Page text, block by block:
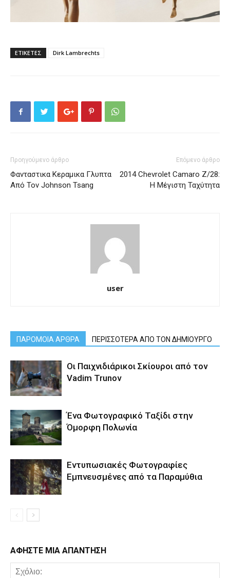
ΕΤΙΚΕΤΕΣ Dirk Lambrechts
Προηγούμενο άρθρο
Φανταστικα Κεραμικα Γλυπτα
Από Τον Johnson Tsang
Επόμενο άρθρο
2014 Chevrolet Camaro Z/28:
Η Μέγιστη Ταχύτητα
user
ΠΑΡΟΜΟΙΑ ΑΡΘΡΑ ΠΕΡΙΣΣΟΤΕΡΑ ΑΠΟ ΤΟΝ ΔΗΜΙΟΥΡΓΟ
Οι Παιχνιδιάρικοι Σκίουροι από τον
Vadim Trunov
Ένα Φωτογραφικό Ταξίδι στην
Όμορφη Πολωνία
Εντυπωσιακές Φωτογραφίες
Εμπνευσμένες από τα Παραμύθια
ΑΦΗΣΤΕ ΜΙΑ ΑΠΑΝΤΗΣΗ